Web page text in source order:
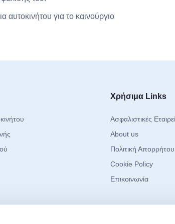
για το καινούργιο
Χρήσιμα Links
Ασφαλιστικές
About us
Πολιτική Απορρήτου
Cookie Policy
Επικοινωνία